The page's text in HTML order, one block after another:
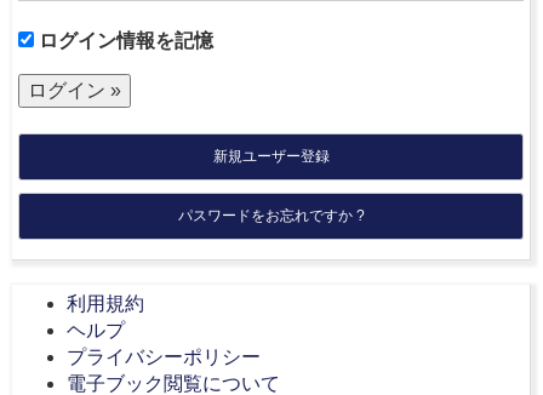
ログイン情報を記憶
新規ユーザー登録
パスワードをお忘れですか ?
利用規約
ヘルプ
プライバシーポリシー
電子ブック閲覧について